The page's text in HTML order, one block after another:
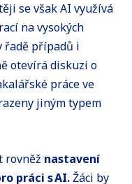
se však AI využívá
na vysokých
řadě případů i
otevírá diskuzi o
práce ve
jiným typem
rovněž nastavení
práci s AI.Žáci by